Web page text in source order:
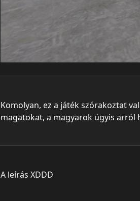
Komolyan, ez a játék szórakoztat
magatokat, a magyarok úgyis arról
A leírás XDDD